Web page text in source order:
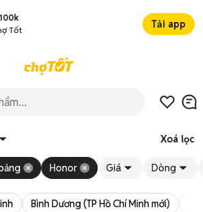
Tốt
Tải app
Xoá lọc
Honor Giá Dòng
Bình Dương (TP Hồ Chí Minh mới)